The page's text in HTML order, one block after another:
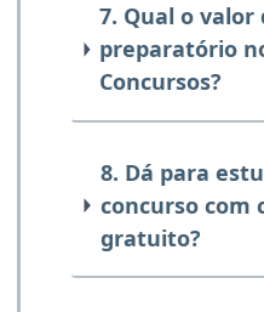
7. Qual o
preparatório
Concursos?
8. Dá para
concurso com
gratuito?